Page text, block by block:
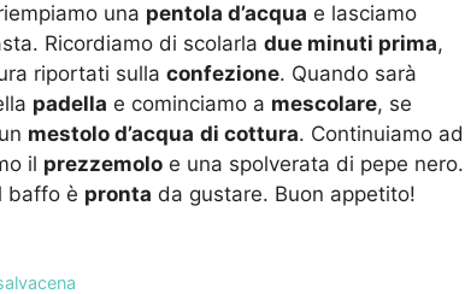
una pentola d’acqua e lasciamo
Ricordiamo di scolarla due minuti prima,
riportati sulla confezione. Quando sarà
padella e cominciamo a mescolare, se
mestolo d’acqua di cottura. Continuiamo ad
il prezzemolo e una spolverata di pepe nero.
baffo è pronta da gustare. Buon appetito!